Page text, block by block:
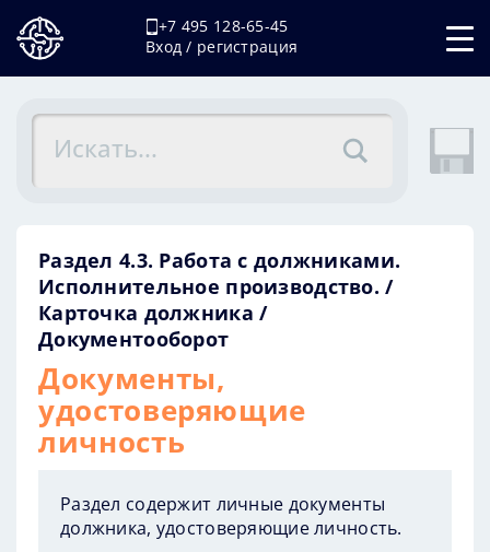
+7 495 128-65-45
Вход / регистрация
Раздел 4.3. Работа с должниками.
Исполнительное производство.
Карточка должника
Документооборот
Документы,
удостоверяющие
личность
Раздел содержит личные документы
должника, удостоверяющие личность.